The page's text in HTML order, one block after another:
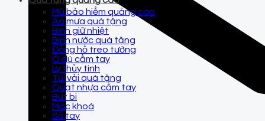
Mũ bảo hiểm quảng cáo
Áo mưa quà tặng
Bình giữ nhiệt
Bình nước quà tặng
Đồng hồ treo tường
Ô dù cầm tay
Ly thủy tinh
Túi vải quà tặng
Quạt nhựa cầm tay
Bút bi
Móc khoá
Sổ tay